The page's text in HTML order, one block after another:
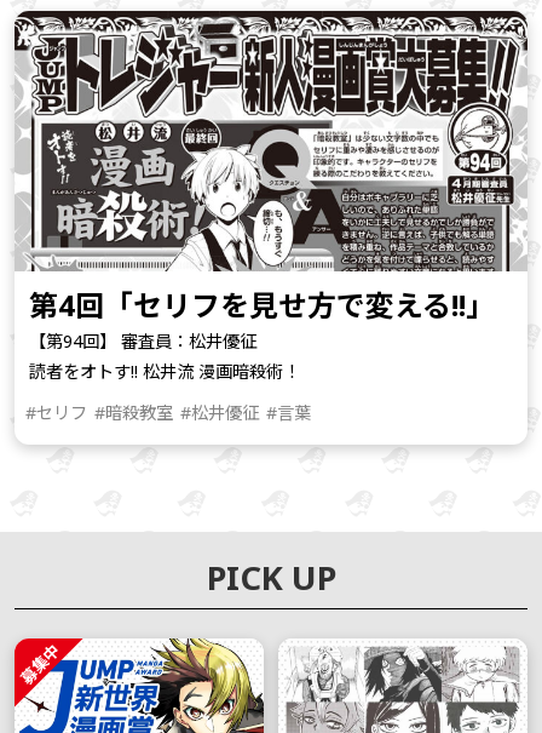
第4回「セリフを見せ方で変える!!」
【第94回】 審査員：松井優征
読者をオトす!! 松井流 漫画暗殺術！
#セリフ #暗殺教室 #松井優征 #言葉
PICK UP
募集中